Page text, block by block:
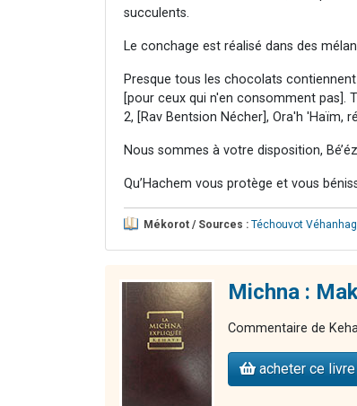
succulents.
Le conchage est réalisé dans des
Presque tous les chocolats
[pour ceux qui n'en consomment pas].
2, [Rav Bentsion Nécher], Ora'h 'Haïm,
Nous sommes à votre disposition,
Qu’Hachem vous protège et vous
Mékorot / Sources : Téchouvot
Michna :
Commentaire de
acheter ce livre